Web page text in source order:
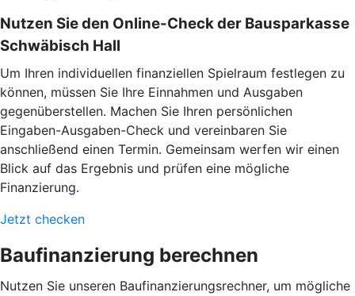
Nutzen Sie den Online-Check der Bausparkasse
Schwäbisch Hall
Um Ihren individuellen finanziellen Spielraum festlegen zu
können, müssen Sie Ihre Einnahmen und Ausgaben
gegenüberstellen. Machen Sie Ihren persönlichen
Eingaben-Ausgaben-Check und vereinbaren Sie
anschließend einen Termin. Gemeinsam werfen wir einen
Blick auf das Ergebnis und prüfen eine mögliche
Finanzierung.
Jetzt checken
Baufinanzierung berechnen
Nutzen Sie unseren Baufinanzierungsrechner, um mögliche